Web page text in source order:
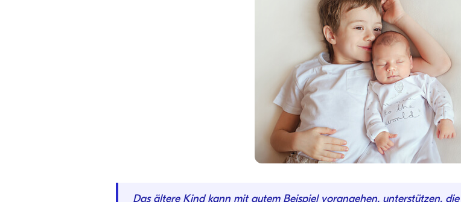
Das ältere Kind kann mit gutem Beispiel vorangehen, unterstützen,